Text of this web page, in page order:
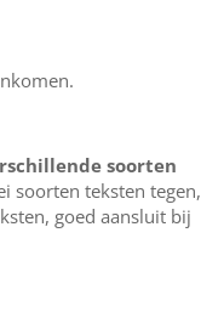
soorten
soorten teksten tegen,
goed aansluit bij